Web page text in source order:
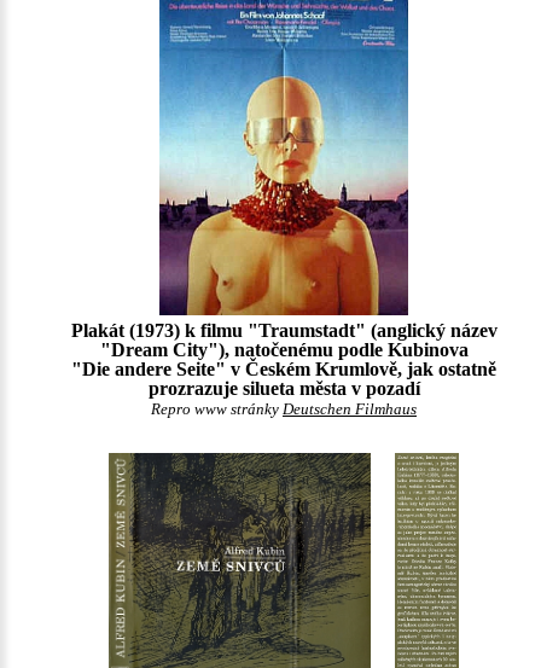
Plakát (1973) k filmu "Traumstadt" (anglický název
"Dream City"), natočenému podle Kubinova
"Die andere Seite" v Českém Krumlově, jak ostatně
prozrazuje silueta města v pozadí
Repro www stránky Deutschen Filmhaus